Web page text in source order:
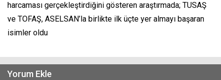
harcaması gerçekleştirdiğini gösteren araştırmada; TUSAŞ
ve TOFAŞ, ASELSAN’la birlikte ilk üçte yer almayı başaran
isimler oldu
Yorum Ekle